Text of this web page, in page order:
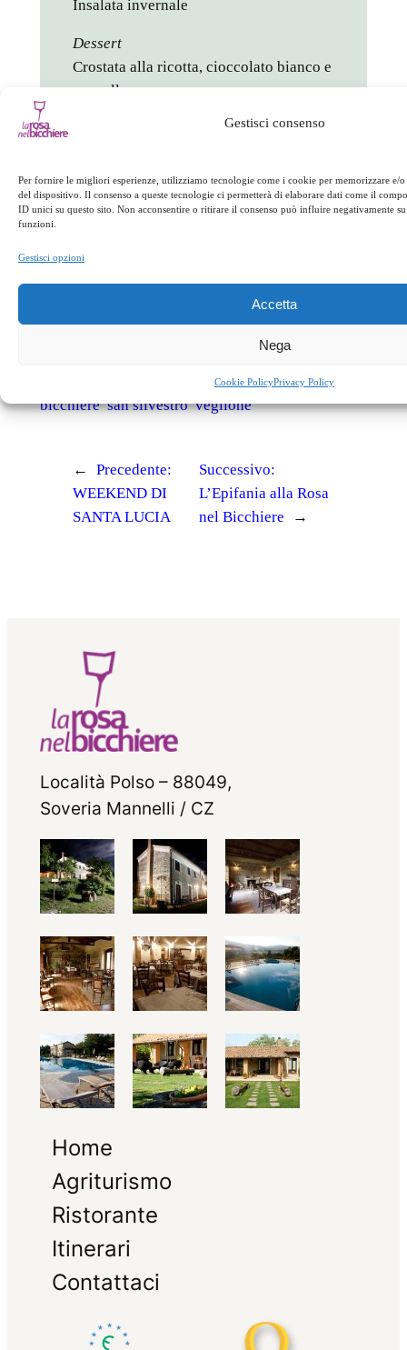
Gestisci consenso
Per fornire le migliori esperienze, utilizziamo tecnologie come i cookie per memorizzare e/
del dispositivo. Il consenso a queste tecnologie ci permetterà di elaborare dati come il
ID unici su questo sito. Non acconsentire o ritirare il consenso può influire negativamente
funzioni.
Gestisci opzioni
Accetta
Nega
Cookie PolicyPrivacy Policy
Insalata invernale
Dessert
Crostata alla ricotta, cioccolato bianco e
cannella
Dolci e frutta della tradizione
Si consiglia la prenotazione
inAppuntamenti
facebooktwitterlinkedinwhatsapptelegram
pinterest email link
montagna reventino rosa nel
bicchiere san silvestro veglione
←
Precedente:
WEEKEND DI
SANTA LUCIA
Successivo:
L’Epifania alla Rosa
nel Bicchiere
→
Località Polso – 88049,
Soveria Mannelli / CZ
Home
Agriturismo
Ristorante
Itinerari
Contattaci